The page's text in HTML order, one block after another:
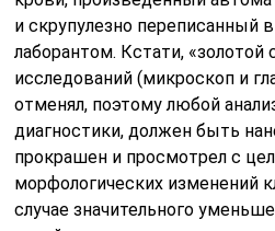
Иногда люди пытаются найти
клиническим анализом крови,
нужно, потому что клинический
же самое исследование,
общим (так короче и понятней),
меняется.
Общий (развернутый) анализ